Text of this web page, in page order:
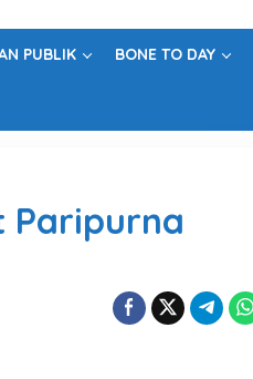
PUBLIK BONE TO DAY
Paripurna